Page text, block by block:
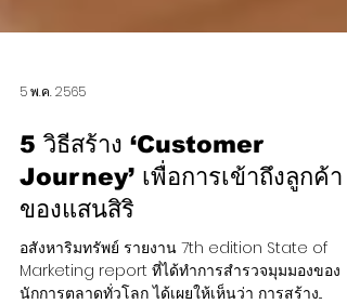
5 พ.ค. 2565
5 วิธีสร้าง ‘Customer
Journey’ เพื่อการเข้าถึงลูกค้า
ของแสนสิริ